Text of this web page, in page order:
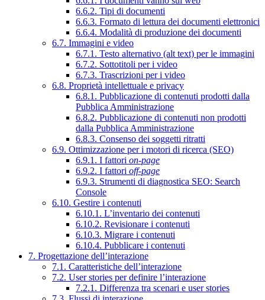
6.6.2. Tipi di documenti
6.6.3. Formato di lettura dei documenti elettronici
6.6.4. Modalità di produzione dei documenti
6.7. Immagini e video
6.7.1. Testo alternativo (alt text) per le immagini
6.7.2. Sottotitoli per i video
6.7.3. Trascrizioni per i video
6.8. Proprietà intellettuale e privacy
6.8.1. Pubblicazione di contenuti prodotti dalla
Pubblica Amministrazione
6.8.2. Pubblicazione di contenuti non prodotti
dalla Pubblica Amministrazione
6.8.3. Consenso dei soggetti ritratti
6.9. Ottimizzazione per i motori di ricerca (SEO)
6.9.1. I fattori on-page
6.9.2. I fattori off-page
6.9.3. Strumenti di diagnostica SEO: Search
Console
6.10. Gestire i contenuti
6.10.1. L’inventario dei contenuti
6.10.2. Revisionare i contenuti
6.10.3. Migrare i contenuti
6.10.4. Pubblicare i contenuti
7. Progettazione dell’interazione
7.1. Caratteristiche dell’interazione
7.2. User stories per definire l’interazione
7.2.1. Differenza tra scenari e user stories